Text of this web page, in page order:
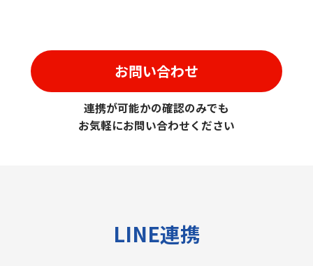
お問い合わせ
連携が可能かの確認のみでも
お気軽にお問い合わせください
LINE連携